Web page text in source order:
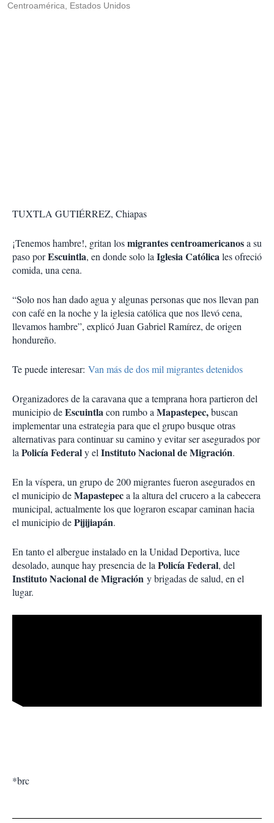
Centroamérica, Estados Unidos
TUXTLA GUTIÉRREZ, Chiapas
¡Tenemos hambre!, gritan losmigrantes centroamericanosa su
paso porEscuintla, en donde solo laIglesia Católicales ofreció
comida, una cena.
“Solo nos han dado agua y algunas personas que nos llevan pan
con café en la noche y la iglesia católica que nos llevó cena,
llevamos hambre”, explicó Juan Gabriel Ramírez, de origen
hondureño.
Te puede interesar: Van más de dos mil migrantes detenidos
Organizadores de la caravana que a temprana hora partieron del
municipio deEscuintlacon rumbo aMapastepec,buscan
implementar una estrategia para que el grupo busque otras
alternativas para continuar su camino y evitar ser asegurados por
laPolicía Federaly elInstituto Nacional de Migración.
En la víspera, un grupo de 200 migrantes fueron asegurados en
el municipio deMapastepeca la altura del crucero a la cabecera
municipal, actualmente los que lograron escapar caminan hacia
el municipio dePijijiapán.
En tanto el albergue instalado en la Unidad Deportiva, luce
desolado, aunque hay presencia de laPolicía Federal, del
Instituto Nacional de Migración y brigadas de salud, en el
lugar.
*brc